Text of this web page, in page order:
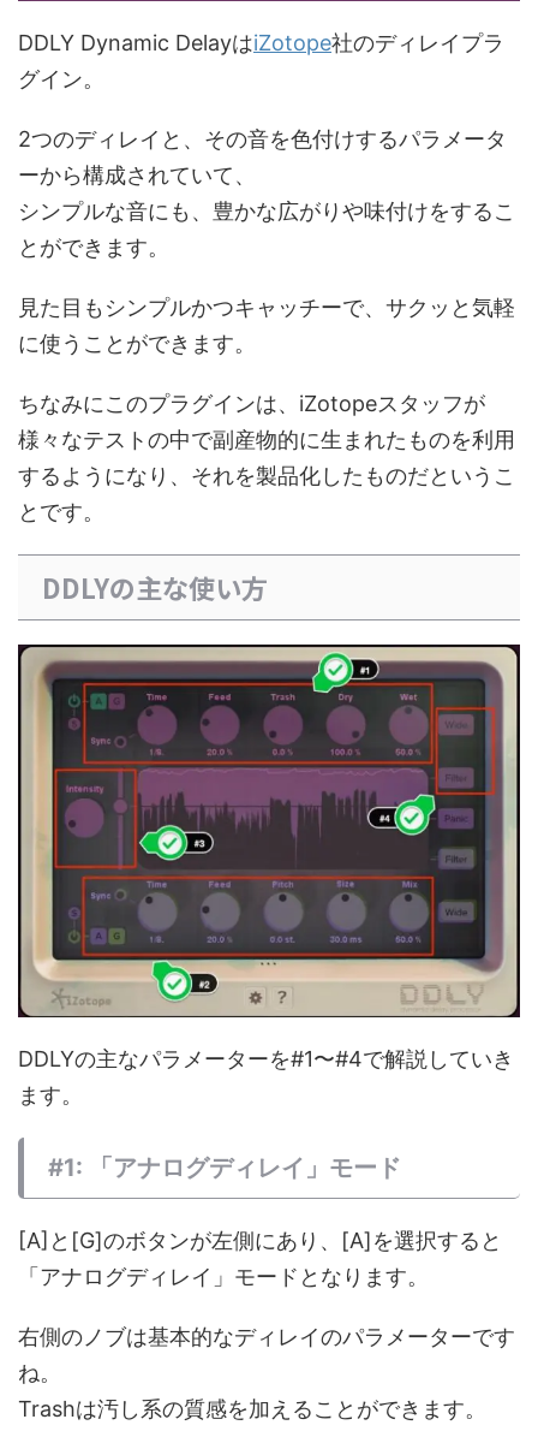
DDLY Dynamic DelayはiZotope社のディレイプラ
グイン。
2つのディレイと、その音を色付けするパラメータ
ーから構成されていて、
シンプルな音にも、豊かな広がりや味付けをするこ
とができます。
見た目もシンプルかつキャッチーで、サクッと気軽
に使うことができます。
ちなみにこのプラグインは、iZotopeスタッフが
様々なテストの中で副産物的に生まれたものを利用
するようになり、それを製品化したものだというこ
とです。
DDLYの主な使い方
DDLYの主なパラメーターを#1〜#4で解説していき
ます。
#1: 「アナログディレイ」モード
[A]と[G]のボタンが左側にあり、[A]を選択すると
「アナログディレイ」モードとなります。
右側のノブは基本的なディレイのパラメーターです
ね。
Trashは汚し系の質感を加えることができます。